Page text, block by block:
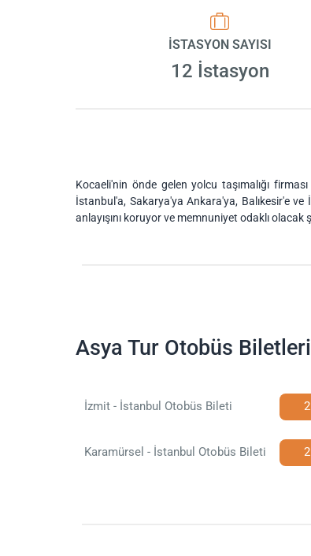
İSTASYON SAYISI
12 İstasyon
Kocaeli'nin önde gelen yolcu taşımalığı
İstanbul'a, Sakarya'ya Ankara'ya, Balıkesir'e
anlayışını koruyor ve memnuniyet odaklı
Asya Tur Otobüs Biletleri
İzmit - İstanbul Otobüs Bileti
Karamürsel - İstanbul Otobüs Bileti